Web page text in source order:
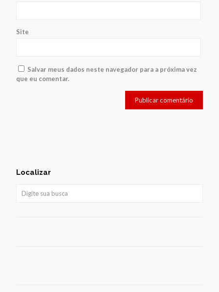
Site
Salvar meus dados neste navegador para a próxima vez
que eu comentar.
Localizar